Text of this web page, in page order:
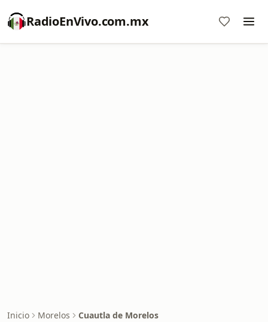
RadioEnVivo.com.mx
Inicio Morelos Cuautla de Morelos